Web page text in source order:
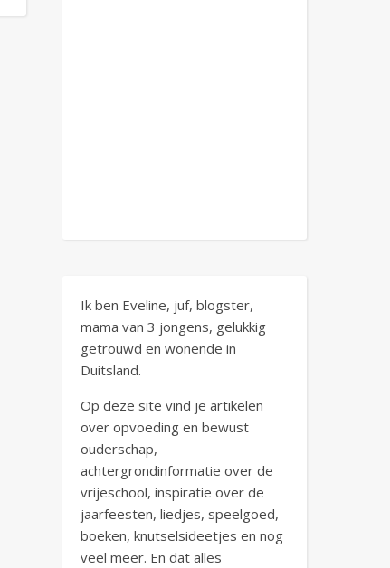
Ik ben Eveline, juf, blogster,
mama van 3 jongens, gelukkig
getrouwd en wonende in
Duitsland.
Op deze site vind je artikelen
over opvoeding en bewust
ouderschap,
achtergrondinformatie over de
vrijeschool, inspiratie over de
jaarfeesten, liedjes, speelgoed,
boeken, knutselsideetjes en nog
veel meer. En dat alles